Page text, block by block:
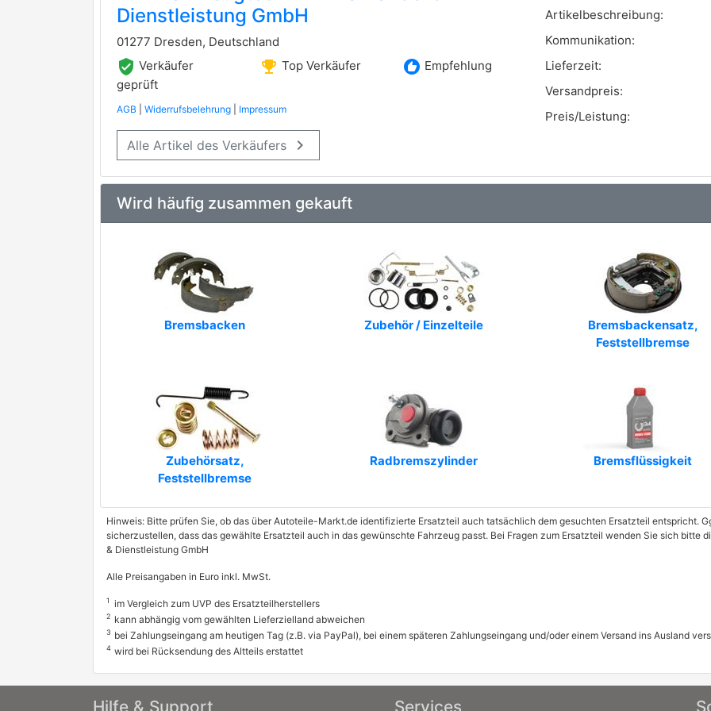
Dienstleistung GmbH
01277 Dresden, Deutschland
verified_user Verkäufer
geprüft
emoji_events Top Verkäufer recommend Empfehlung
AGB Widerrufsbelehrung Impressum
Alle Artikel des Verkäufers keyboard_arrow_right
Artikelbeschreibung:
Kommunikation:
Lieferzeit:
Versandpreis:
Preis/Leistung:
Wird häufig zusammen gekauft
Bremsbacken Zubehör / Einzelteile
Bremsbackensatz,
Feststellbremse
Zubehörsatz,
Feststellbremse
Radbremszylinder Bremsflüssigkeit
Hinweis: Bitte prüfen Sie, ob das über Autoteile-Markt.de identifizierte Ersatzteil auch tatsächlich dem gesuchten Ersatzteil entspricht.
sicherzustellen, dass das gewählte Ersatzteil auch in das gewünschte Fahrzeug passt. Bei Fragen zum Ersatzteil wenden Sie sich bitte
& Dienstleistung GmbH
Alle Preisangaben in Euro inkl. MwSt.
1 im Vergleich zum UVP des Ersatzteilherstellers
2 kann abhängig vom gewählten Lieferzielland abweichen
3 bei Zahlungseingang am heutigen Tag (z.B. via PayPal), bei einem späteren Zahlungseingang und/oder einem Versand ins Ausland
4 wird bei Rücksendung des Altteils erstattet
Hilfe & Support Services